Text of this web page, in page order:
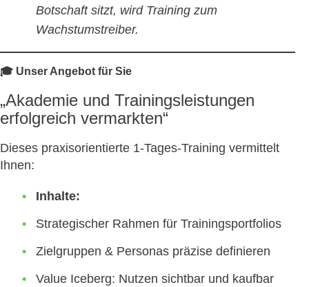
Botschaft sitzt, wird Training zum
Wachstumstreiber.
🎓 Unser Angebot für Sie
„Akademie und Trainingsleistungen
erfolgreich vermarkten“
Dieses praxisorientierte 1-Tages-Training vermittelt
Ihnen:
Inhalte:
Strategischer Rahmen für Trainingsportfolios
Zielgruppen & Personas präzise definieren
Value Iceberg: Nutzen sichtbar und kaufbar